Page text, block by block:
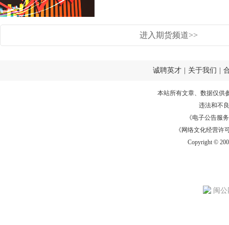
进入期货频道>>
诚聘英才 关于我们
本站所有文章、数据仅供
违法和不
《电子公告服务
《网络文化经营许
Copyright ©
闽公